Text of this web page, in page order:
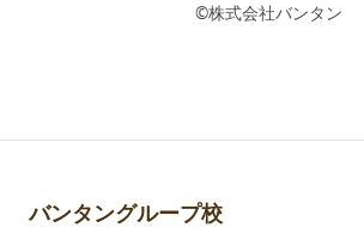
©株式会社バンタン
バンタングループ校